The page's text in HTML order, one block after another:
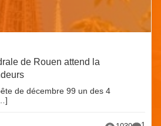
de Rouen attend la
de décembre 99 un des 4